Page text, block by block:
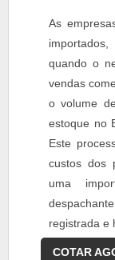
As
quando o
vendas
o volume
estoque no
Este
custos dos
uma
registrada e
COTAR